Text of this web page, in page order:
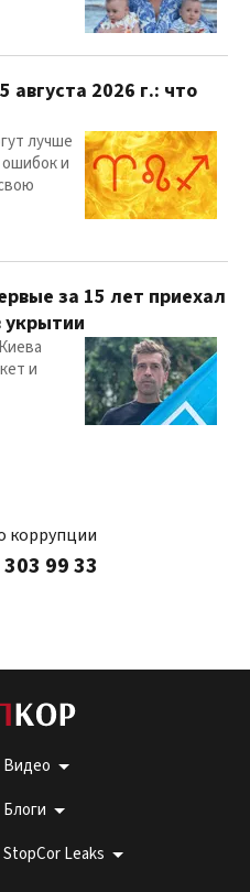
августа 2026 г.: что
лучше
и
за 15 лет приехал
укрытии
и
коррупции
99 33
Видео
Блоги
StopCor Leaks